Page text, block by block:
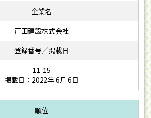
戸田建設株式会社
11-15
掲載日：2022年 6月 6日